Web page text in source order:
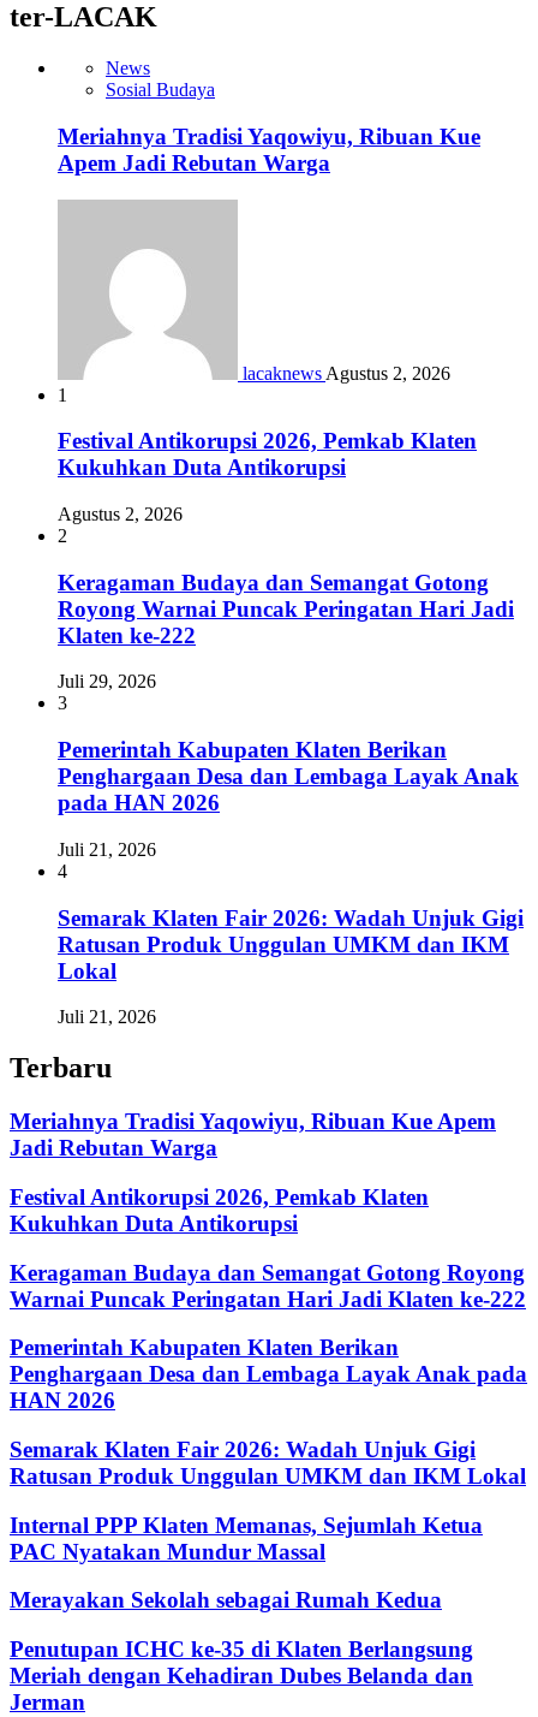
ter-LACAK
News
Sosial Budaya
Meriahnya Tradisi Yaqowiyu, Ribuan Kue
Apem Jadi Rebutan Warga
lacaknews Agustus 2, 2026
1
Festival Antikorupsi 2026, Pemkab Klaten
Kukuhkan Duta Antikorupsi
Agustus 2, 2026
2
Keragaman Budaya dan Semangat Gotong
Royong Warnai Puncak Peringatan Hari Jadi
Klaten ke-222
Juli 29, 2026
3
Pemerintah Kabupaten Klaten Berikan
Penghargaan Desa dan Lembaga Layak Anak
pada HAN 2026
Juli 21, 2026
4
Semarak Klaten Fair 2026: Wadah Unjuk Gigi
Ratusan Produk Unggulan UMKM dan IKM
Lokal
Juli 21, 2026
Terbaru
Meriahnya Tradisi Yaqowiyu, Ribuan Kue Apem
Jadi Rebutan Warga
Festival Antikorupsi 2026, Pemkab Klaten
Kukuhkan Duta Antikorupsi
Keragaman Budaya dan Semangat Gotong Royong
Warnai Puncak Peringatan Hari Jadi Klaten ke-222
Pemerintah Kabupaten Klaten Berikan
Penghargaan Desa dan Lembaga Layak Anak pada
HAN 2026
Semarak Klaten Fair 2026: Wadah Unjuk Gigi
Ratusan Produk Unggulan UMKM dan IKM Lokal
Internal PPP Klaten Memanas, Sejumlah Ketua
PAC Nyatakan Mundur Massal
Merayakan Sekolah sebagai Rumah Kedua
Penutupan ICHC ke-35 di Klaten Berlangsung
Meriah dengan Kehadiran Dubes Belanda dan
Jerman